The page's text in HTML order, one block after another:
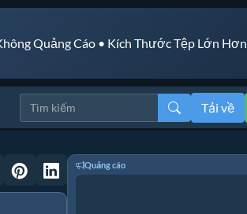
Quảng Cáo • Kích Thước Tệp Lớn Hơn
Tải về
Quảng cáo